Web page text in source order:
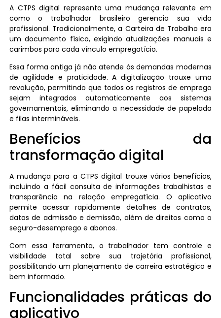
A CTPS digital representa uma mudança relevante em
como o trabalhador brasileiro gerencia sua vida
profissional. Tradicionalmente, a Carteira de Trabalho era
um documento físico, exigindo atualizações manuais e
carimbos para cada vínculo empregatício.
Essa forma antiga já não atende às demandas modernas
de agilidade e praticidade. A digitalização trouxe uma
revolução, permitindo que todos os registros de emprego
sejam integrados automaticamente aos sistemas
governamentais, eliminando a necessidade de papelada
e filas intermináveis.
Benefícios da
transformação digital
A mudança para a CTPS digital trouxe vários benefícios,
incluindo a fácil consulta de informações trabalhistas e
transparência na relação empregatícia. O aplicativo
permite acessar rapidamente detalhes de contratos,
datas de admissão e demissão, além de direitos como o
seguro-desemprego e abonos.
Com essa ferramenta, o trabalhador tem controle e
visibilidade total sobre sua trajetória profissional,
possibilitando um planejamento de carreira estratégico e
bem informado.
Funcionalidades práticas do
aplicativo